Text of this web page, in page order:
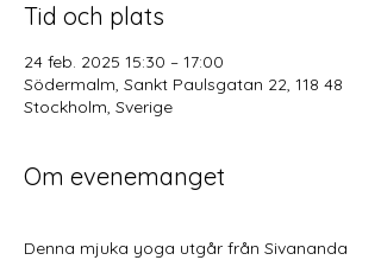
Tid och plats
24 feb. 2025 15:30 – 17:00
Södermalm, Sankt Paulsgatan 22, 118 48
Stockholm, Sverige
Om evenemanget
Denna mjuka yoga utgår från Sivananda